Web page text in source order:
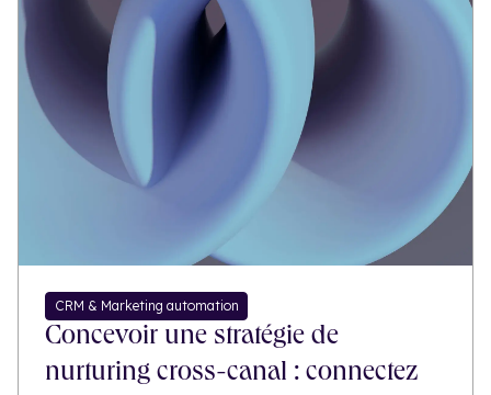
CRM & Marketing automation
Concevoir une stratégie de
nurturing cross-canal : connectez